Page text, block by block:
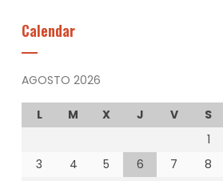
Calendar
AGOSTO 2026
L M X J V S
1
3
4 5 6 7 8